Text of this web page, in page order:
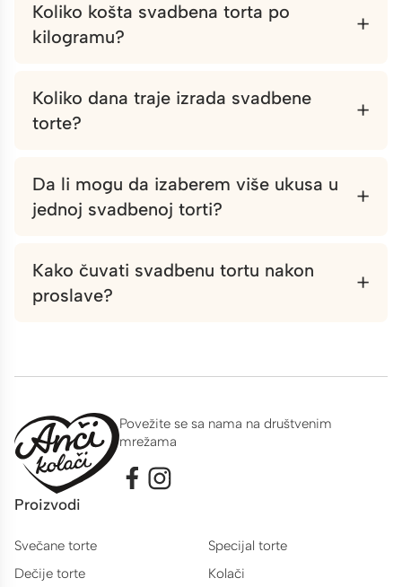
Koliko košta svadbena torta po
kilogramu?
+
Koliko dana traje izrada svadbene
torte?
+
Da li mogu da izaberem više ukusa u
jednoj svadbenoj torti?
+
Kako čuvati svadbenu tortu nakon
proslave?
+
Povežite se sa nama na društvenim
mrežama
Proizvodi
Svečane torte
Dečije torte
Specijal torte
Kolači